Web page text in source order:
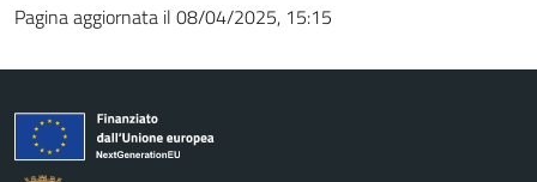
Pagina aggiornata il 08/04/2025, 15:15